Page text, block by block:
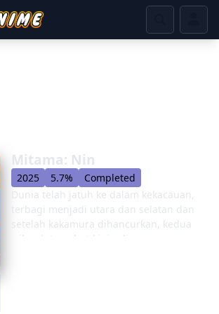
Mitama: Nin
2025 5.7%
Completed
Dunia telah jatuh ke dalam kekacauan,
terbagi menjadi utara dan selatan dan
setelah kakamura dihancurkan, kedua